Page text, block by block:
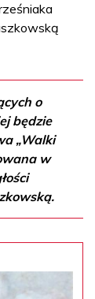
o
będzie
„Walki
w